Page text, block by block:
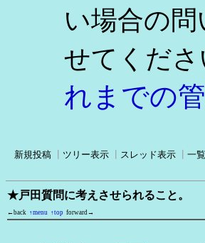
い場合の
せてくださ
れまでの
新規投稿 ツリー表示 スレッド表示 一
★戸田質問に考えさせられること。
←back ↑menu ↑top forward→